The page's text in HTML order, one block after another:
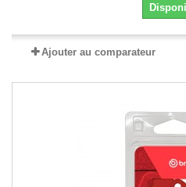
Ajouter au comparateur